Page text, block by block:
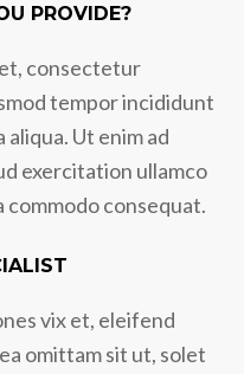
PROVIDE?
consectetur
tempor incididunt
Ut enim ad
exercitation ullamco
commodo consequat.
vix et, eleifend
omittam sit ut, solet